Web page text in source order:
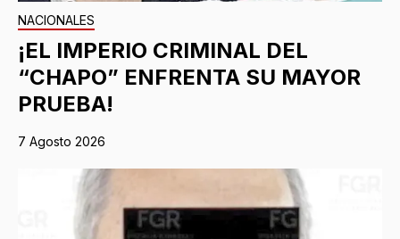
NACIONALES
¡EL IMPERIO CRIMINAL DEL
“CHAPO” ENFRENTA SU MAYOR
PRUEBA!
7 Agosto 2026